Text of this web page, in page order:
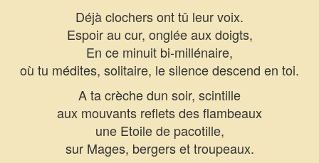
Déjà clochers ont tû leur voix.
Espoir au cur, onglée aux doigts,
En ce minuit bi-millénaire,
où tu médites, solitaire, le silence descend en toi.
A ta crèche dun soir, scintille
aux mouvants reflets des flambeaux
une Etoile de pacotille,
sur Mages, bergers et troupeaux.